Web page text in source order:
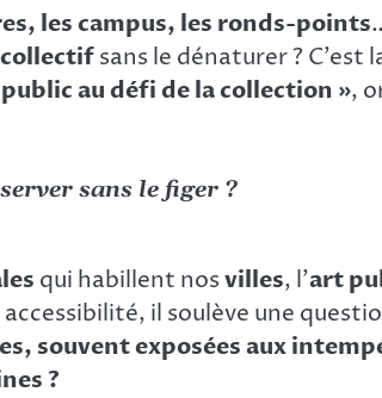
les campus, les ronds-points
collectifsans le dénaturer ? C’est
public au défi de la collection »,
sans le figer ?
qui habillent nosvilles, l’art
il soulève une
souvent exposées aux
?